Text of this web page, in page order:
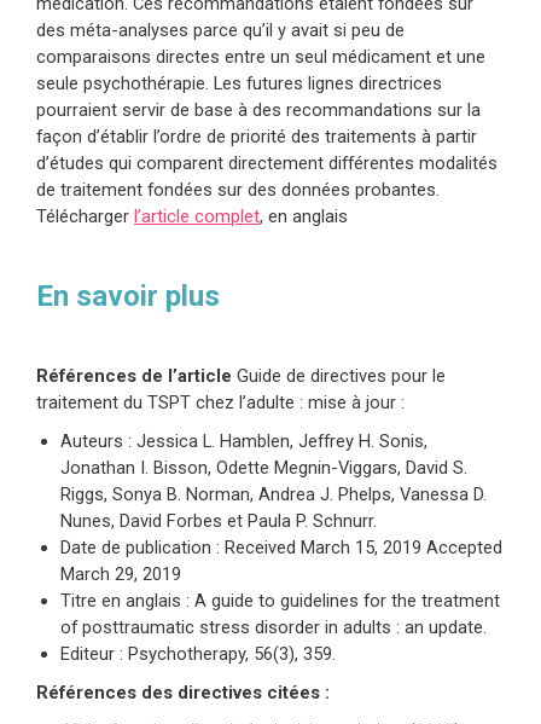
des méta-analyses parce qu’il y avait si peu de
comparaisons directes entre un seul médicament et une
seule psychothérapie. Les futures lignes directrices
pourraient servir de base à des recommandations sur la
façon d’établir l’ordre de priorité des traitements à partir
d’études qui comparent directement différentes modalités
de traitement fondées sur des données probantes.
Télécharger l’article complet, en anglais
En savoir plus
Références de l’article Guide de directives pour le
traitement du TSPT chez l’adulte : mise à jour :
Auteurs : Jessica L. Hamblen, Jeffrey H. Sonis,
Jonathan I. Bisson, Odette Megnin-Viggars, David S.
Riggs, Sonya B. Norman, Andrea J. Phelps, Vanessa D.
Nunes, David Forbes et Paula P. Schnurr.
Date de publication : Received March 15, 2019 Accepted
March 29, 2019
Titre en anglais : A guide to guidelines for the treatment
of posttraumatic stress disorder in adults : an update.
Editeur : Psychotherapy, 56(3), 359.
Références des directives citées :